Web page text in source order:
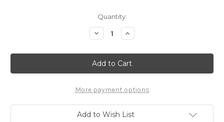
Quantity:
Decrease
Quantity
Drums
鼓
•
达
(CD
普
通
(WVUM)
Increase
Quantity
Drums
鼓
•
达
(CD
普
通
版)
(WVUM)
More payment options
Add to Wish List